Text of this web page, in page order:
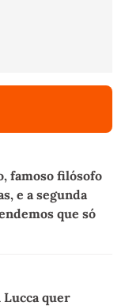
famoso filósofo
e a segunda
que só
quer